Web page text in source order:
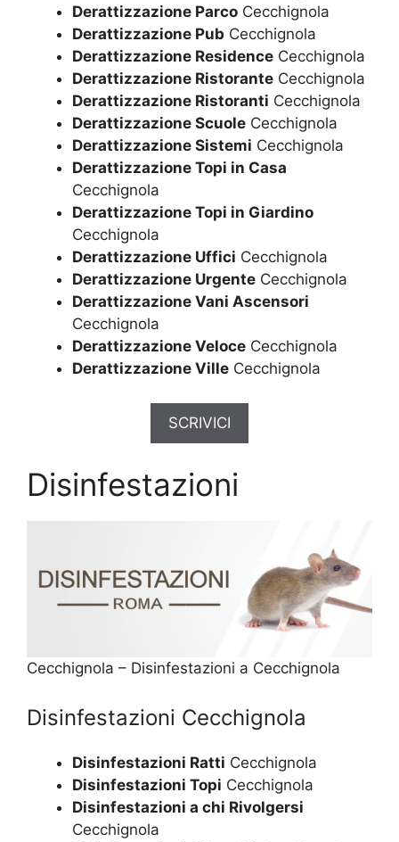
Derattizzazione Parco Cecchignola
Derattizzazione Pub Cecchignola
Derattizzazione Residence Cecchignola
Derattizzazione Ristorante Cecchignola
Derattizzazione Ristoranti Cecchignola
Derattizzazione Scuole Cecchignola
Derattizzazione Sistemi Cecchignola
Derattizzazione Topi in Casa
Cecchignola
Derattizzazione Topi in Giardino
Cecchignola
Derattizzazione Uffici Cecchignola
Derattizzazione Urgente Cecchignola
Derattizzazione Vani Ascensori
Cecchignola
Derattizzazione Veloce Cecchignola
Derattizzazione Ville Cecchignola
SCRIVICI
Disinfestazioni
Cecchignola – Disinfestazioni a Cecchignola
Disinfestazioni Cecchignola
Disinfestazioni Ratti Cecchignola
Disinfestazioni Topi Cecchignola
Disinfestazioni a chi Rivolgersi
Cecchignola